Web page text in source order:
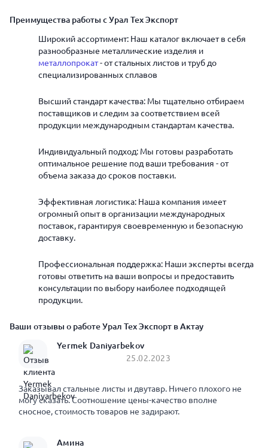
Преимущества работы с Урал Тех Экспорт
Широкий ассортимент: Наш каталог включает в себя
разнообразные металлические изделия и
металлопрокат- от стальных листов и труб до
специализированных сплавов
Высший стандарт качества: Мы тщательно отбираем
поставщиков и следим за соответствием всей
продукции международным стандартам качества.
Индивидуальный подход: Мы готовы разработать
оптимальное решение под ваши требования - от
объема заказа до сроков поставки.
Эффективная логистика: Наша компания имеет
огромный опыт в организации международных
поставок, гарантируя своевременную и безопасную
доставку.
Профессиональная поддержка: Наши эксперты всегда
готовы ответить на ваши вопросы и предоставить
консультации по выбору наиболее подходящей
продукции.
Ваши отзывы о работе Урал Тех Экспорт в Актау
Yermek Daniyarbekov
25.02.2023
Заказывал стальные листы и двутавр. Ничего плохого не
могу сказать. Соотношение цены-качество вполне
сносное, стоимость товаров не задирают.
Амина